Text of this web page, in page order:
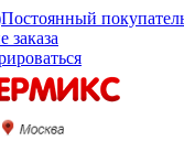
Постоянный
заказа